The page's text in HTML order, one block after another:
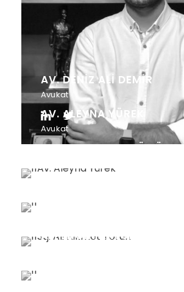
AV. DENIZ ALI DEMİR
Avukat
AV. ALEYNA YÜREK
Avukat
STJ. AV. HAZAL GÜMÜŞAY
ALI ENGIN AKTÜRK